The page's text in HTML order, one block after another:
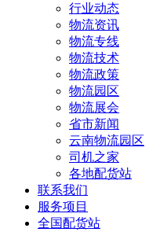
行业动态
物流资讯
物流专线
物流技术
物流政策
物流园区
物流展会
省市新闻
云南物流园区
司机之家
各地配货站
联系我们
服务项目
全国配货站